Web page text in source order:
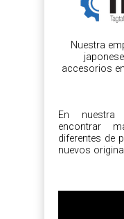
Nuestra
accesorios
En nuestra
encontrar
diferentes de
nuevos